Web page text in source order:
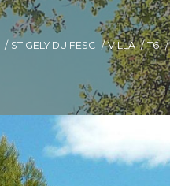
ST GELY DU FESC VILLA T6